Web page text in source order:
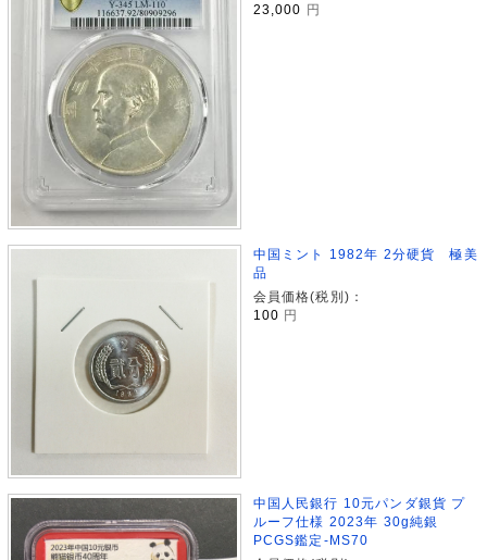
23,000 円
中国ミント 1982年 2分硬貨 極美
品
会員価格(税別)：
100 円
中国人民銀行 10元パンダ銀貨 プ
ルーフ仕様 2023年 30g純銀
PCGS鑑定-MS70